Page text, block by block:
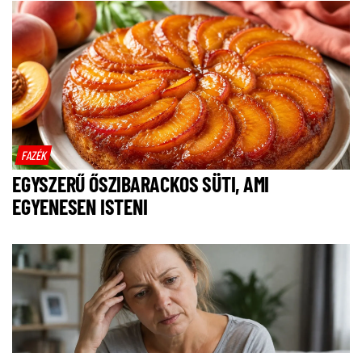
FAZÉK
EGYSZERŰ ŐSZIBARACKOS SÜTI, AMI
EGYENESEN ISTENI